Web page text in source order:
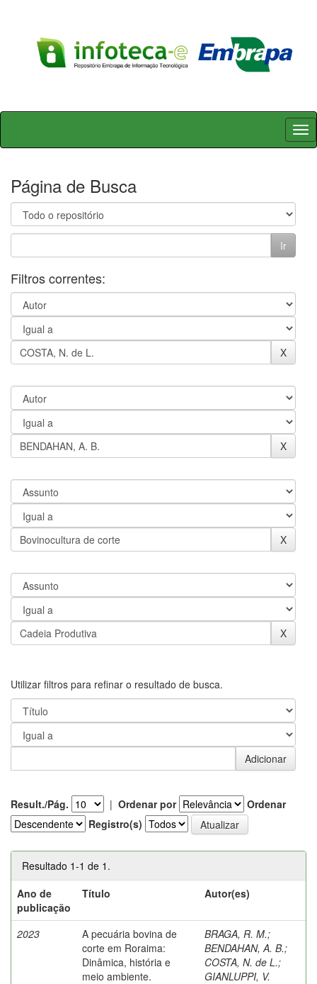
Skip
Página de Busca
Filtros correntes:
Utilizar filtros para refinar o resultado de busca.
Result./Pág. | Ordenar por
Ordenar
Registro(s)
Resultado 1-1 de 1.
Ano de
publicação
Título Autor(es)
2023
A pecuária bovina de
corte em Roraima:
Dinâmica, história e
meio ambiente.
BRAGA, R. M.;
BENDAHAN, A. B.;
COSTA, N. de L.;
GIANLUPPI, V.